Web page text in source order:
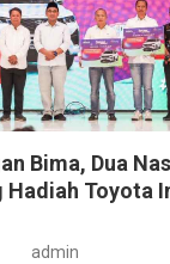
Bima, Dua
Toyota
admin